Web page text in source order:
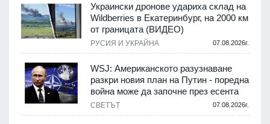
Украински дронове удариха склад на
Wildberries в Екатеринбург, на 2000 км
от границата (ВИДЕО)
РУСИЯ И УКРАЙНА 07.08.2026г.
WSJ: Американското разузнаване
разкри новия план на Путин - поредна
война може да започне през есента
СВЕТЪТ 07.08.2026г.